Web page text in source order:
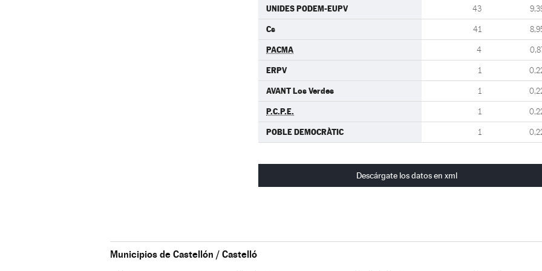
UNIDES PODEM-EUPV 43
Cs 41
PACMA 4
ERPV 1
AVANT Los Verdes 1
P.C.P.E. 1
POBLE DEMOCRÀTIC 1
Descárgate los datos en xml
Municipios de Castellón / Castelló